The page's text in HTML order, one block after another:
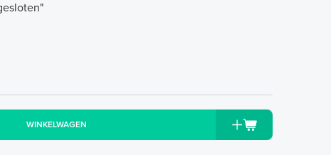
WINKELWAGEN